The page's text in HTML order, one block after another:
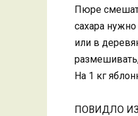
Пюре
сахара
или в
На 1 кг
ПОВИДЛО